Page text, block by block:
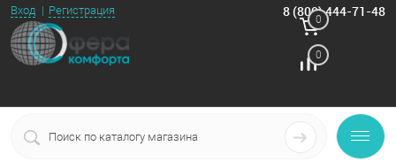
Вход Регистрация 8 (800) 444-71-48
0
0